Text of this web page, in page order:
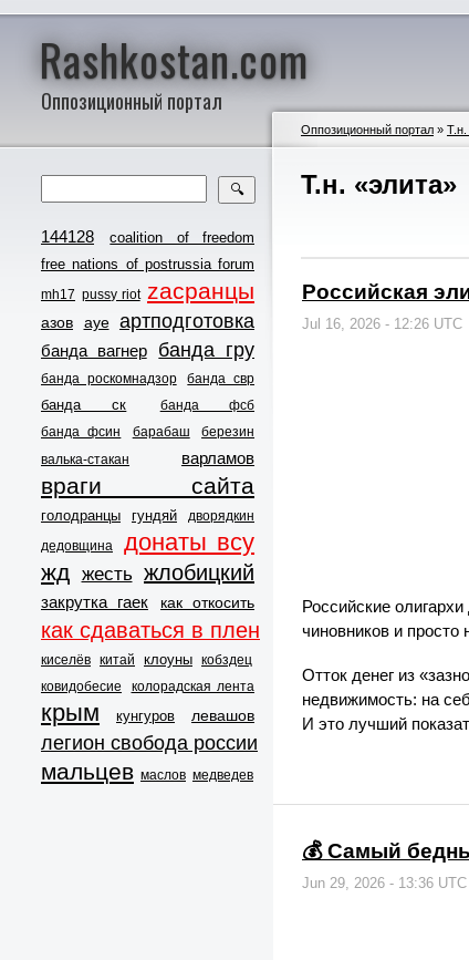
Rashkostan.com
Оппозиционный портал
🔍
144128
coalition of freedom
free nations of postrussia forum
mh17 pussy riot zасранцы
азов ауе артподготовка
банда вагнер банда гру
банда роскомнадзор банда свр
банда ск
банда фсб
банда фсин
барабаш
березин
валька-стакан
варламов
враги сайта
голодранцы гундяй
дворядкин
дедовщина
донаты всу
жд жесть жлобицкий
закрутка гаек как откосить
как сдаваться в плен
киселёв китай клоуны кобздец
ковидобесие
колорадская лента
крым кунгуров левашов
легион свобода россии
мальцев маслов медведев
Оппозиционный портал » Т.н.
Т.н. «элита»
Российская
Jul 16, 2026 - 12:26 UTC
Российские
чиновников и просто
Отток денег из
недвижимость: на
И это лучший
💰 Самый
Jun 29, 2026 - 13:36 UTC